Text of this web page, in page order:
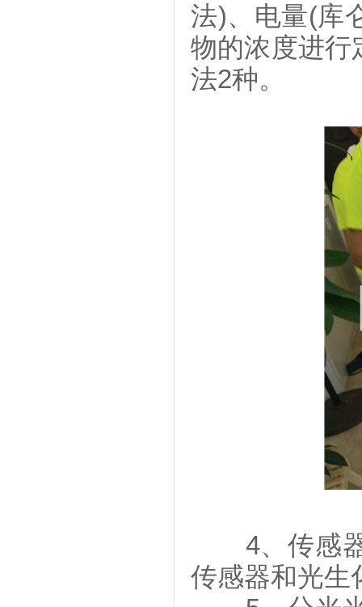
法)、电量(库
物的浓度进行
法2种。
4、传感器
传感器和光生